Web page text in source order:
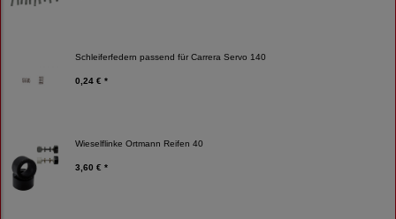
Schleiferfedern passend für Carrera Servo 140
0,24 € *
Wieselflinke Ortmann Reifen 40
3,60 € *